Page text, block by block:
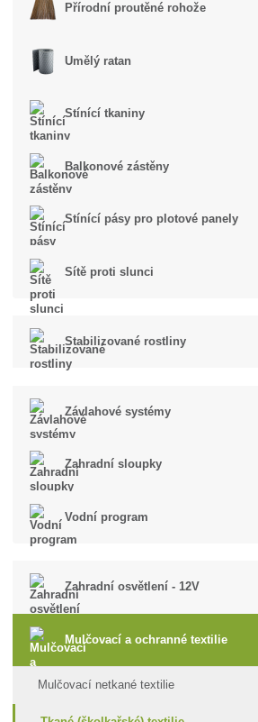
Přírodní proutěné rohože
Umělý ratan
Stínící tkaniny
Balkonové zástěny
Stínící pásy pro plotové panely
Sítě proti slunci
Stabilizované rostliny
Závlahové systémy
Zahradní sloupky
Vodní program
Zahradní osvětlení - 12V
Mulčovací a ochranné textilie
Mulčovací netkané textilie